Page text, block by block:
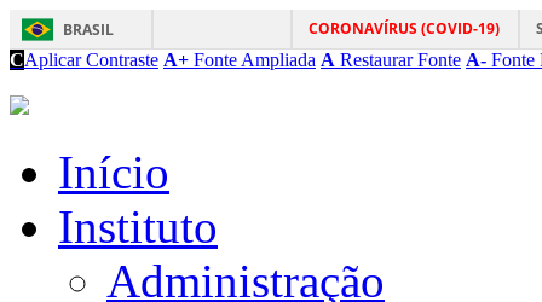
BRASIL CORONAVÍRUS (COVID-19)
CAplicar Contraste A+ Fonte Ampliada A Restaurar Fonte A- Fonte
Início
Instituto
Administração